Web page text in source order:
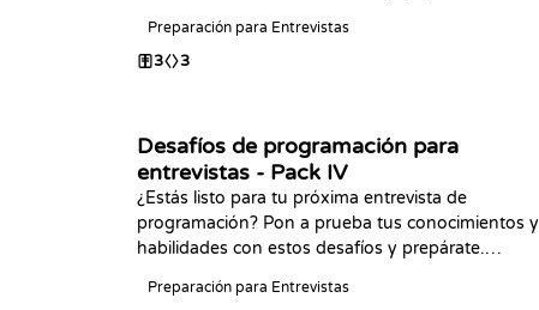
Preparación para Entrevistas
3 3
Desafíos de programación para
entrevistas - Pack IV
¿Estás listo para tu próxima entrevista de
programación? Pon a prueba tus conocimientos y
habilidades con estos desafíos y prepárate.
programación!
Preparación para Entrevistas